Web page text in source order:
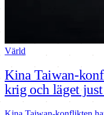
Värld
Kina Taiwan-
krig och läget